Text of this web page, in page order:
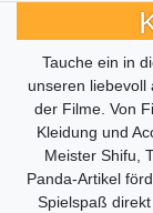
Tauche ein in
unseren liebevoll
der Filme. Von
Kleidung und
Meister Shifu,
Panda-Artikel
Spielspaß